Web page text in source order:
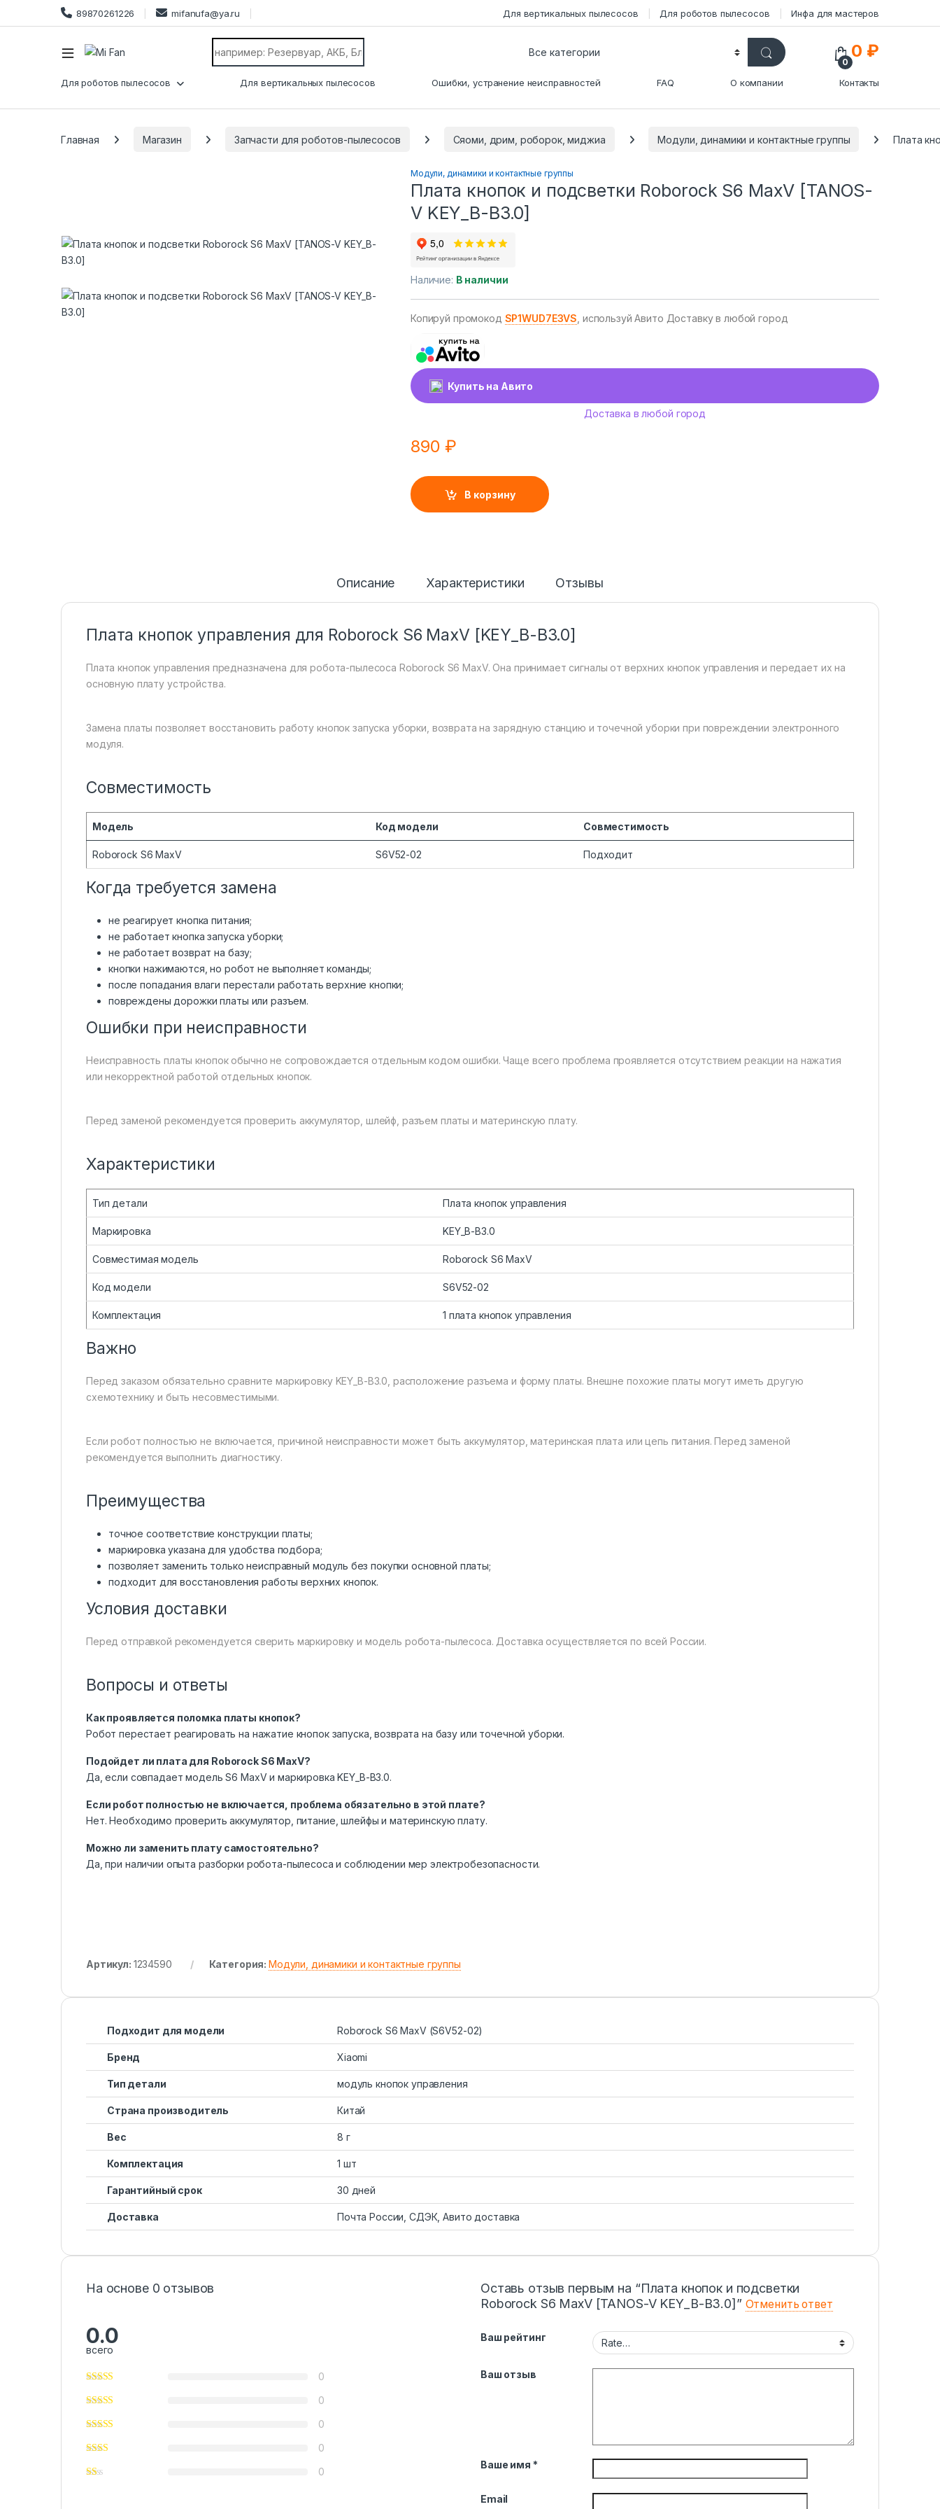
89870261226 mifanufa@ya.ru Для вертикальных пылесосов Для роботов пылесосов Инфа для мастеров
Search for:
Для роботов пылесосов Для вертикальных пылесосов Ошибки, устранение неисправностей FAQ О компании Контакты
0
0 ₽
Главная Магазин Запчасти для роботов-пылесосов Сяоми, дрим, роборок, миджиа Модули, динамики и контактные группы Плата
Модули, динамики и контактные группы
Плата кнопок и подсветки Roborock S6 MaxV [TANOS-
V KEY_B-B3.0]
Наличие: В наличии
Копируй промокод SP1WUD7E3VS, используй Авито Доставку в любой город
Купить на Авито
Доставка в любой город
890₽
В корзину
Описание Характеристики Отзывы
Плата кнопок управления для Roborock S6 MaxV [KEY_B-B3.0]
Плата кнопок управления предназначена для робота-пылесоса Roborock S6 MaxV. Она принимает сигналы от верхних кнопок управления и передает их на
основную плату устройства.
Замена платы позволяет восстановить работу кнопок запуска уборки, возврата на зарядную станцию и точечной уборки при повреждении электронного
модуля.
Совместимость
Модель Код модели Совместимость
Roborock S6 MaxV S6V52-02 Подходит
Когда требуется замена
не реагирует кнопка питания;
не работает кнопка запуска уборки;
не работает возврат на базу;
кнопки нажимаются, но робот не выполняет команды;
после попадания влаги перестали работать верхние кнопки;
повреждены дорожки платы или разъем.
Ошибки при неисправности
Неисправность платы кнопок обычно не сопровождается отдельным кодом ошибки. Чаще всего проблема проявляется отсутствием реакции на нажатия
или некорректной работой отдельных кнопок.
Перед заменой рекомендуется проверить аккумулятор, шлейф, разъем платы и материнскую плату.
Характеристики
Тип детали Плата кнопок управления
Маркировка KEY_B-B3.0
Совместимая модель Roborock S6 MaxV
Код модели S6V52-02
Комплектация 1 плата кнопок управления
Важно
Перед заказом обязательно сравните маркировку KEY_B-B3.0, расположение разъема и форму платы. Внешне похожие платы могут иметь другую
схемотехнику и быть несовместимыми.
Если робот полностью не включается, причиной неисправности может быть аккумулятор, материнская плата или цепь питания. Перед заменой
рекомендуется выполнить диагностику.
Преимущества
точное соответствие конструкции платы;
маркировка указана для удобства подбора;
позволяет заменить только неисправный модуль без покупки основной платы;
подходит для восстановления работы верхних кнопок.
Условия доставки
Перед отправкой рекомендуется сверить маркировку и модель робота-пылесоса. Доставка осуществляется по всей России.
Вопросы и ответы
Как проявляется поломка платы кнопок?
Робот перестает реагировать на нажатие кнопок запуска, возврата на базу или точечной уборки.
Подойдет ли плата для Roborock S6 MaxV?
Да, если совпадает модель S6 MaxV и маркировка KEY_B-B3.0.
Если робот полностью не включается, проблема обязательно в этой плате?
Нет. Необходимо проверить аккумулятор, питание, шлейфы и материнскую плату.
Можно ли заменить плату самостоятельно?
Да, при наличии опыта разборки робота-пылесоса и соблюдении мер электробезопасности.
Артикул: 1234590 Категория: Модули, динамики и контактные группы
Подходит для модели Roborock S6 MaxV (S6V52-02)
Бренд Xiaomi
Тип детали модуль кнопок управления
Страна производитель Китай
Вес 8 г
Комплектация 1 шт
Гарантийный срок 30 дней
Доставка Почта России, СДЭК, Авито доставка
На основе 0 отзывов
0.0
всего
0
0
0
0
0
Оставь отзыв первым на “Плата кнопок и подсветки
Roborock S6 MaxV [TANOS-V KEY_B-B3.0]” Отменить ответ
Ваш рейтинг
Ваш отзыв
Ваше имя *
Email